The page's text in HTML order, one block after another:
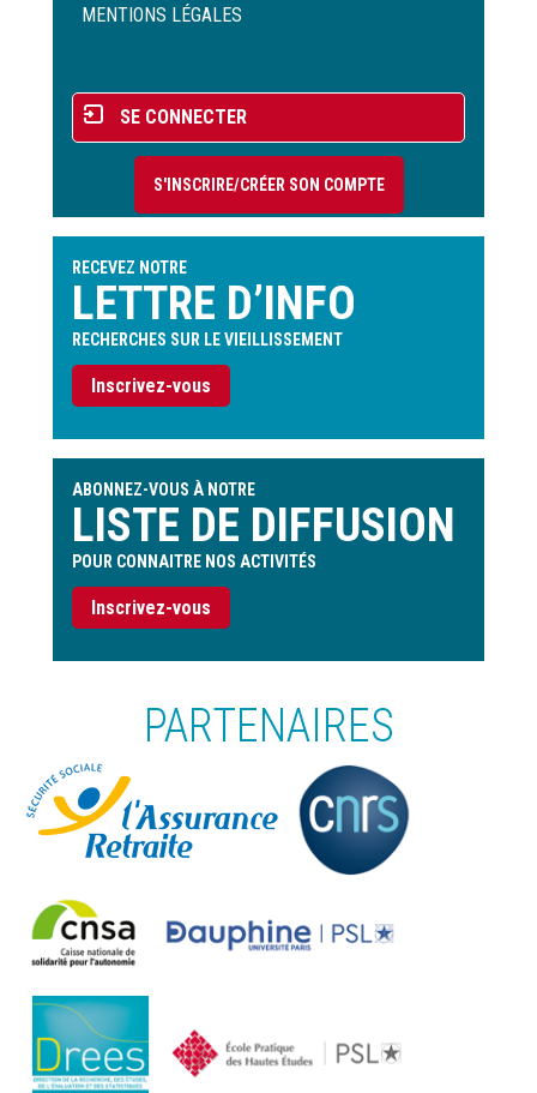
de
MENTIONS LÉGALES
Menu
du
compte
l'utilisateur
SE CONNECTER
S'INSCRIRE/CRÉER SON COMPTE
RECEVEZ NOTRE
LETTRE D’INFO
RECHERCHES SUR LE VIEILLISSEMENT
Inscrivez-vous
ABONNEZ-VOUS À NOTRE
LISTE DE DIFFUSION
POUR CONNAITRE NOS ACTIVITÉS
Inscrivez-vous
PARTENAIRES